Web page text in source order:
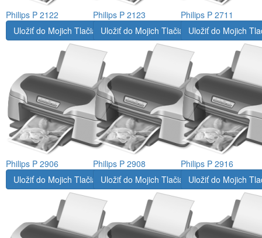
Philips P 2122 Philips P 2123
Philips P 2711
Uložiť do Mojich Tlačiarní
Philips P 2906
Uložiť do Mojich Tlačiarní
Philips P 2908
Uložiť do Mojich
Philips P 2916
Uložiť do Mojich TlačiarníUložiť do Mojich TlačiarníUložiť do Mojich